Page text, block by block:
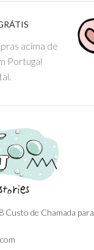
acima de
Portugal
Custo de Chamada para